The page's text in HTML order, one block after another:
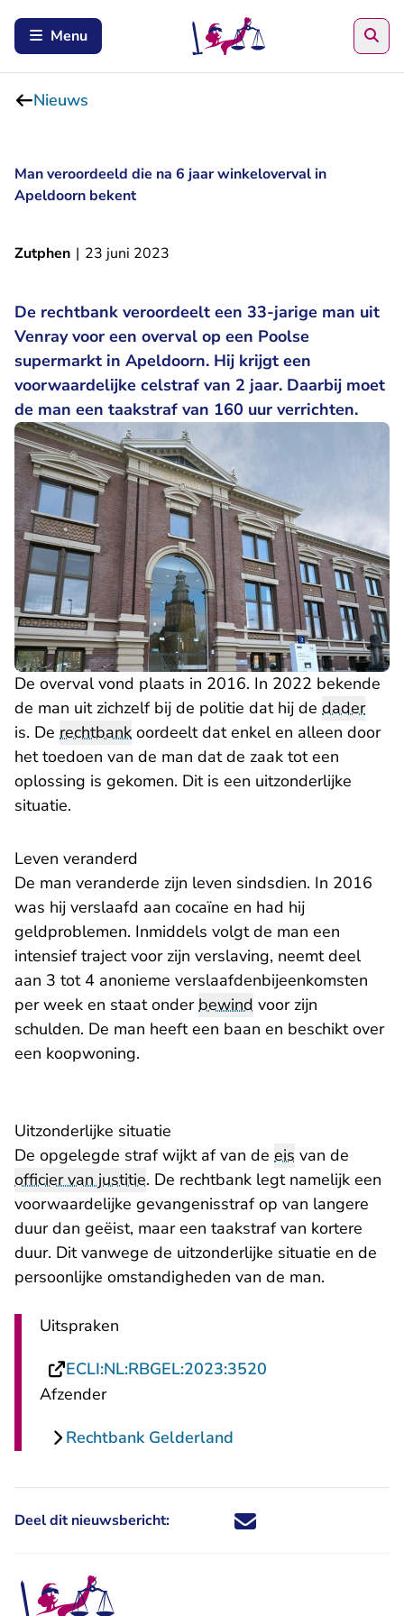
Menu
Nieuws
Man veroordeeld die na 6 jaar winkeloverval in
Apeldoorn bekent
Zutphen | 23 juni 2023
De rechtbank veroordeelt een 33-jarige man uit
Venray voor een overval op een Poolse
supermarkt in Apeldoorn. Hij krijgt een
voorwaardelijke celstraf van 2 jaar. Daarbij moet
de man een taakstraf van 160 uur verrichten.
De overval vond plaats in 2016. In 2022 bekende
de man uit zichzelf bij de politie dat hij de dader
is. De rechtbank oordeelt dat enkel en alleen door
het toedoen van de man dat de zaak tot een
oplossing is gekomen. Dit is een uitzonderlijke
situatie.
Leven veranderd
De man veranderde zijn leven sindsdien. In 2016
was hij verslaafd aan cocaïne en had hij
geldproblemen. Inmiddels volgt de man een
intensief traject voor zijn verslaving, neemt deel
aan 3 tot 4 anonieme verslaafdenbijeenkomsten
per week en staat onderbewind voor zijn
schulden. De man heeft een baan en beschikt over
een koopwoning.
Uitzonderlijke situatie
De opgelegde straf wijkt af van de eis van de
officier van justitie. De rechtbank legt namelijk een
voorwaardelijke gevangenisstraf op van langere
duur dan geëist, maar een taakstraf van kortere
duur. Dit vanwege de uitzonderlijke situatie en de
persoonlijke omstandigheden van de man.
Uitspraken
ECLI:NL:RBGEL:2023:3520
Afzender
Rechtbank Gelderland
Deel dit nieuwsbericht: Deel dit nieuwsbericht via X -
Deel dit nieuwsbericht via
Deel dit nieuwsbericht
Deel dit